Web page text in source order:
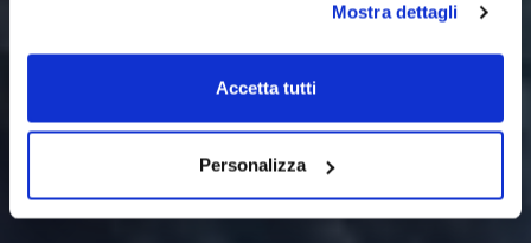
Mostra dettagli
Accetta tutti
Personalizza